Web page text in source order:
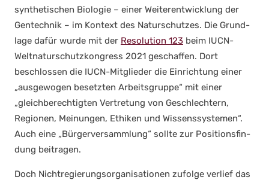
syn­the­ti­schen Bio­lo­gie – einer Wei­ter­ent­wick­lung der
Gen­tech­nik – im Kon­text des Natur­schut­zes. Die Grund­
la­ge dafür wur­de mit der Reso­lu­ti­on 123 beim IUCN-
Welt­na­tur­schutz­kon­gress 2021 geschaf­fen. Dort
beschlos­sen die IUCN-Mit­glie­der die Ein­rich­tung einer
„aus­ge­wo­gen besetz­ten Arbeits­grup­pe“ mit einer
„gleich­be­rech­tig­ten Ver­tre­tung von Geschlech­tern,
Regio­nen, Mei­nun­gen, Ethi­ken und Wis­sens­sys­te­men“.
Auch eine „Bür­ger­ver­samm­lung“ soll­te zur Posi­ti­ons­fin­
dung bei­tra­gen.
Doch Nicht­re­gie­rungs­or­ga­ni­sa­tio­nen zufol­ge ver­lief das